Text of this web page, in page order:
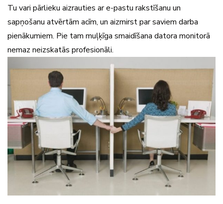
Tu vari pārlieku aizrauties ar e-pastu rakstīšanu un
sapņošanu atvērtām acīm, un aizmirst par saviem darba
pienākumiem. Pie tam muļķīga smaidīšana datora monitorā
nemaz neizskatās profesionāli.